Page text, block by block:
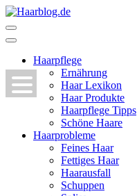
Zum
Inhalt
springen
drücken)Haarpflege
Ernährung
Haar Lexikon
Haar Produkte
Haarpflege Tipps
Schöne Haare
Haarprobleme
Feines Haar
Fettiges Haar
Haarausfall
Schuppen